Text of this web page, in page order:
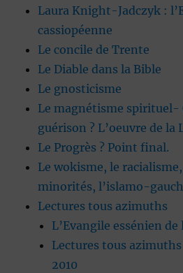
Laura Knight-Jadczyk :
cassiopéenne
Le concile de Trente
Le Diable dans la Bible
Le gnosticisme
Le magnétisme spirituel-
guérison ? L’oeuvre de la
Le Progrès ? Point final.
Le wokisme, le
minorités, l’islamo-
Lectures tous azimuths
L’Evangile essénien de
Lectures tous
2010